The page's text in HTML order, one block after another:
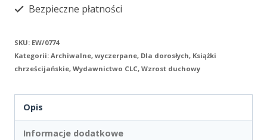
Bezpieczne płatności
SKU: EW/0774
Kategorii: Archiwalne, wyczerpane, Dla dorosłych, Książki
chrześcijańskie, Wydawnictwo CLC, Wzrost duchowy
Opis
Informacje dodatkowe